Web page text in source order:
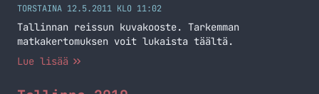
varten! Kokoan tässä hieman tulevaa, tätä hetkeä
ja… Jatka lukemista Sekalaisia kuulumisia
TORSTAINA 12.5.2011 KLO 11:02
Tallinnan reissun kuvakooste. Tarkemman
matkakertomuksen voit lukaista täältä.
Lue lisää